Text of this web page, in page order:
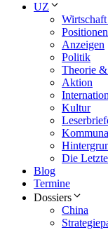
UZ
Positionen
Anzeigen
Politik
Theorie
Aktion
Kultur
Die
Blog
Termine
Dossiers
China